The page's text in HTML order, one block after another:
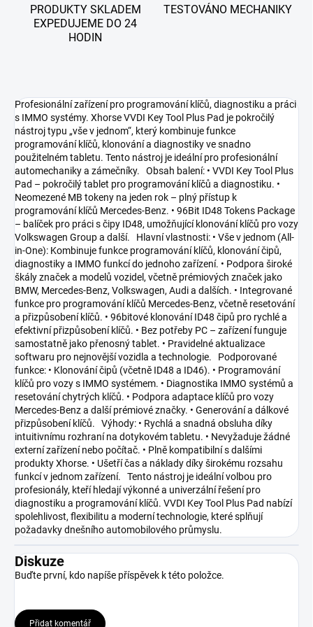
PRODUKTY SKLADEM
EXPEDUJEME DO 24
HODIN
TESTOVÁNO MECHANIKY
Profesionální zařízení pro programování klíčů, diagnostiku a práci
s IMMO systémy. Xhorse VVDI Key Tool Plus Pad je pokročilý
nástroj typu „vše v jednom“, který kombinuje funkce
programování klíčů, klonování a diagnostiky ve snadno
použitelném tabletu. Tento nástroj je ideální pro profesionální
automechaniky a zámečníky. Obsah balení: • VVDI Key Tool Plus
Pad – pokročilý tablet pro programování klíčů a diagnostiku. •
Neomezené MB tokeny na jeden rok – plný přístup k
programování klíčů Mercedes-Benz. • 96Bit ID48 Tokens Package
– balíček pro práci s čipy ID48, umožňující klonování klíčů pro vozy
Volkswagen Group a další. Hlavní vlastnosti: • Vše v jednom (All-
in-One): Kombinuje funkce programování klíčů, klonování čipů,
diagnostiky a IMMO funkcí do jednoho zařízení. • Podpora široké
škály značek a modelů vozidel, včetně prémiových značek jako
BMW, Mercedes-Benz, Volkswagen, Audi a dalších. • Integrované
funkce pro programování klíčů Mercedes-Benz, včetně resetování
a přizpůsobení klíčů. • 96bitové klonování ID48 čipů pro rychlé a
efektivní přizpůsobení klíčů. • Bez potřeby PC – zařízení funguje
samostatně jako přenosný tablet. • Pravidelné aktualizace
softwaru pro nejnovější vozidla a technologie. Podporované
funkce: • Klonování čipů (včetně ID48 a ID46). • Programování
klíčů pro vozy s IMMO systémem. • Diagnostika IMMO systémů a
resetování chytrých klíčů. • Podpora adaptace klíčů pro vozy
Mercedes-Benz a další prémiové značky. • Generování a dálkové
přizpůsobení klíčů. Výhody: • Rychlá a snadná obsluha díky
intuitivnímu rozhraní na dotykovém tabletu. • Nevyžaduje žádné
externí zařízení nebo počítač. • Plně kompatibilní s dalšími
produkty Xhorse. • Ušetří čas a náklady díky širokému rozsahu
funkcí v jednom zařízení. Tento nástroj je ideální volbou pro
profesionály, kteří hledají výkonné a univerzální řešení pro
diagnostiku a programování klíčů. VVDI Key Tool Plus Pad nabízí
spolehlivost, flexibilitu a moderní technologie, které splňují
požadavky dnešního automobilového průmyslu.
Diskuze
Buďte první, kdo napíše příspěvek k této položce.
Přidat komentář